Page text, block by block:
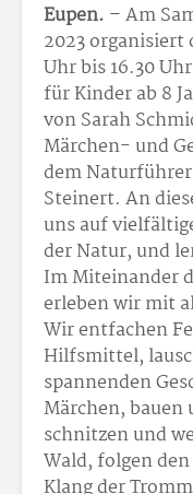
Eupen. – Am
2023 organisiert
Uhr bis 16.30
für Kinder ab 8
von Sarah
Märchen- und
dem
Steinert. An
uns auf
der Natur, und
Im Miteinander
erleben wir mit
Wir entfachen
Hilfsmittel,
spannenden
Märchen,
schnitzen und
Wald, folgen
Klang der